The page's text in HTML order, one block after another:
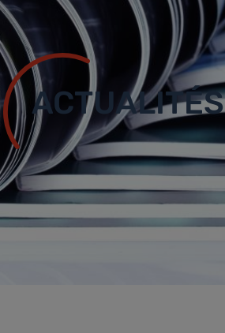
ACTUALITÉS